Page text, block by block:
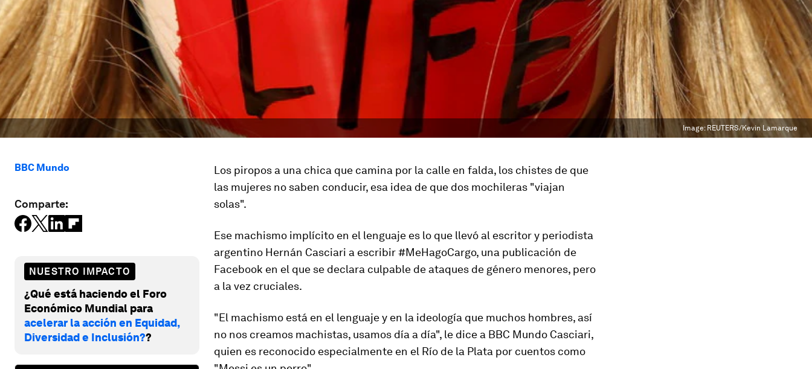
Image: REUTERS/Kevin Lamarque
BBC Mundo
Comparte:
NUESTRO IMPACTO
¿Qué está haciendo el Foro
Económico Mundial para
acelerar la acción en Equidad,
Diversidad e Inclusión??
Los piropos a una chica que camina por la calle en falda, los chistes de que
las mujeres no saben conducir, esa idea de que dos mochileras "viajan
solas".
Ese machismo implícito en el lenguaje es lo que llevó al escritor y periodista
argentino Hernán Casciari a escribir#MeHagoCargo, una publicación de
Facebook en el que se declara culpable de ataques de género menores, pero
a la vez cruciales.
"El machismo está en el lenguajey en la ideología que muchos hombres, así
no nos creamos machistas, usamos día a día", le dice a BBC Mundo Casciari,
quien es reconocido especialmente en el Río de la Plata por cuentos como